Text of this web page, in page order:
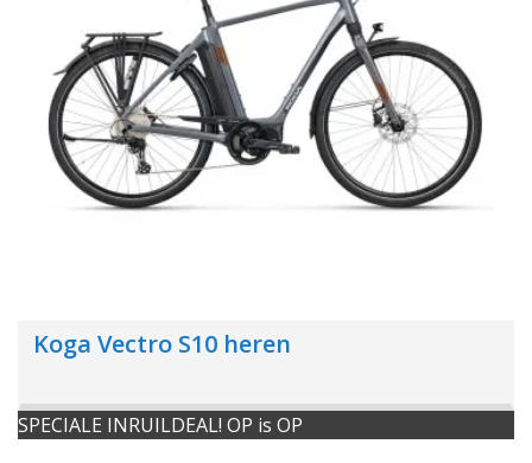
Koga Vectro S10 heren
SPECIALE INRUILDEAL! OP is OP